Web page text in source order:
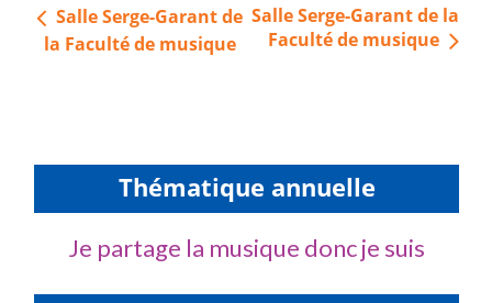
Navigation
de
Salle Serge-Garant de
la Faculté de musique
Salle Serge-Garant de la
Faculté de musique
Thématique annuelle
Je partage la musique donc je suis